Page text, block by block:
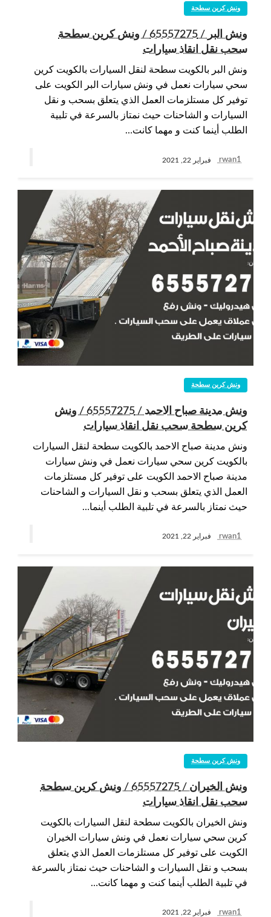
ونش كرين سطحة
ونش البر / 65557275 / ونش كرين سطحة
سحب نقل انقاذ سيارات
ونش البر بالكويت سطحة لنقل السيارات بالكويت كرين
سحي سيارات نعمل في ونش سيارات البر الكويت على
توفير كل مستلزمات العمل الذي يتعلق بسحب و نقل
السيارات و الشاحنات حيث نمتاز بالسرعة في تلبية
الطلب أينما كنت و مهما كانت…
rwan1 فبراير 22, 2021
ونش كرين سطحة
ونش مدينة صباح الاحمد / 65557275 / ونش
كرين سطحة سحب نقل انقاذ سيارات
ونش مدينة صباح الاحمد بالكويت سطحة لنقل السيارات
بالكويت كرين سحي سيارات نعمل في ونش سيارات
مدينة صباح الاحمد الكويت على توفير كل مستلزمات
العمل الذي يتعلق بسحب و نقل السيارات و الشاحنات
حيث نمتاز بالسرعة في تلبية الطلب أينما…
rwan1 فبراير 22, 2021
ونش كرين سطحة
ونش الخيران / 65557275 / ونش كرين سطحة
سحب نقل انقاذ سيارات
ونش الخيران بالكويت سطحة لنقل السيارات بالكويت
كرين سحي سيارات نعمل في ونش سيارات الخيران
الكويت على توفير كل مستلزمات العمل الذي يتعلق
بسحب و نقل السيارات و الشاحنات حيث نمتاز بالسرعة
في تلبية الطلب أينما كنت و مهما كانت…
rwan1 فبراير 22, 2021